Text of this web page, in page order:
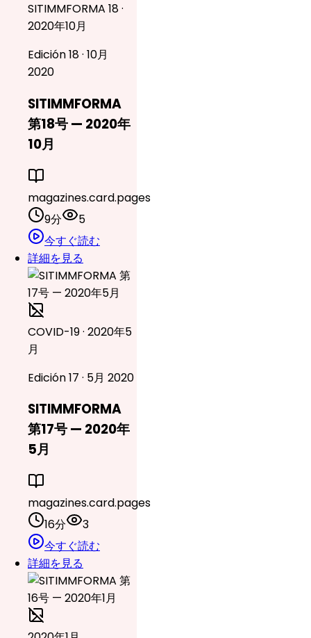
SITIMMFORMA 18 ·
2020年10月
Edición 18 · 10月
2020
SITIMMFORMA
第18号 — 2020年
10月
magazines.card.pages
9分
5
今すぐ読む
詳細を見る
COVID-19 · 2020年5
月
Edición 17 · 5月 2020
SITIMMFORMA
第17号 — 2020年
5月
magazines.card.pages
16分
3
今すぐ読む
詳細を見る